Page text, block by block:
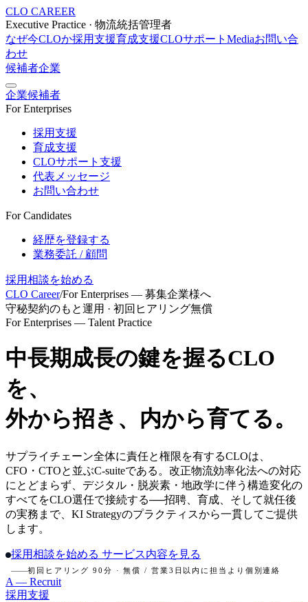
CLO CAREER
Executive Practice · 物流統括管理者
なぜ今CLOか採用支援育成支援CLOサポート Mediaお問い合
わせ
候補者企業
企業候補者
For Enterprises
採用支援
育成支援
CLOサポート支援
代表メッセージ
お問い合わせ
For Candidates
経歴を登録する
業務委託 / 顧問
採用相談を始める
CLO Career/For Enterprises — 募集企業様へ
守秘契約のもと運用 · 初回ヒアリング無償
For Enterprises — Talent Practice
中長期成長の鍵を握るCLO
を、
外から招き、内から育てる。
サプライチェーン全体に責任と権限を有するCLOは、
CFO・CTOと並ぶC-suiteである。改正物流効率化法への対応
にとどまらず、デジタル・脱炭素・地政学に伴う構造変化の
すべてをCLO選任で接続する──招聘、育成、そして就任後
の実務まで、KI Strategyのプラクティスから一貫してご提供
します。
採用相談を始める サービス内容を見る
初回ヒアリング 90分 · 無償 / 営業3日以内に担当より個別連絡
A — Recruit
採用支援